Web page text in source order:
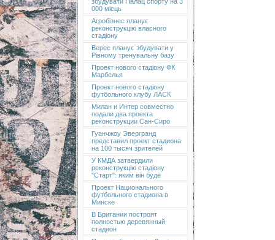
000 місць
Агробізнес планує
реконструкцію власного
стадіону
Верес планує збудувати у
Рівному тренувальну базу
Проект нового стадіону ФК
Марбелья
Проект нового стадіону
футбольного клубу ЛАСК
Милан и Интер совместно
подали два проекта
реконструкции Сан-Сиро
Гуанчжоу Эвергранд
представил проект стадиона
на 100 тысяч зрителей
У КМДА затвердили
реконструкцію стадіону
"Старт": яким він буде
Проект Национального
футбольного стадиона в
Минске
В Британии построят
полностью деревянный
стадион